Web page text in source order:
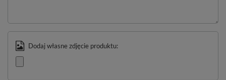
Dodaj własne zdjęcie produktu: